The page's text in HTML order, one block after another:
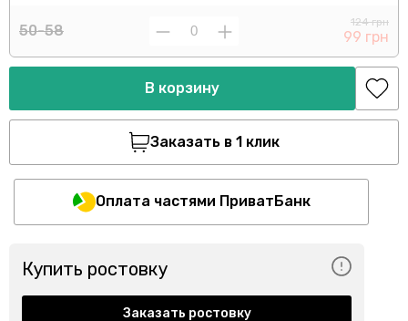
50-58 124 грн
99 грн
В корзину
Заказать в 1 клик
Оплата частями ПриватБанк
Купить ростовку
Заказать ростовку